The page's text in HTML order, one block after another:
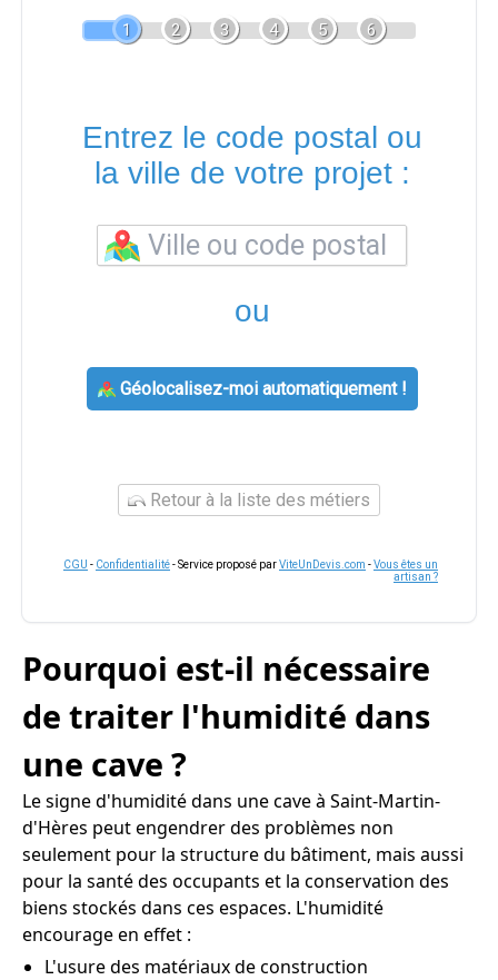
1 2 3 4 5 6
Entrez le code postal ou
la ville de votre projet :
ou
Géolocalisez-moi automatiquement !
Retour à la liste des métiers
CGU - Confidentialité- Service proposé parViteUnDevis.com -Vous êtes un
artisan ?
Pourquoi est-il nécessaire
de traiter l'humidité dans
une cave ?
Le signe d'humidité dans une cave à Saint-Martin-
d'Hères peut engendrer des problèmes non
seulement pour la structure du bâtiment, mais aussi
pour la santé des occupants et la conservation des
biens stockés dans ces espaces. L'humidité
encourage en effet :
L'usure des matériaux de construction